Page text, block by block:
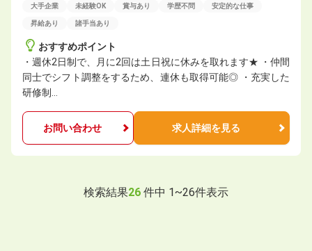
大手企業 未経験OK 賞与あり 学歴不問 安定的な仕事
昇給あり 諸手当あり
おすすめポイント
・週休2日制で、月に2回は土日祝に休みを取れます★ ・仲間
同士でシフト調整をするため、連休も取得可能◎ ・充実した
研修制…
お問い合わせ 求人詳細を見る
検索結果26 件中 1~26件表示